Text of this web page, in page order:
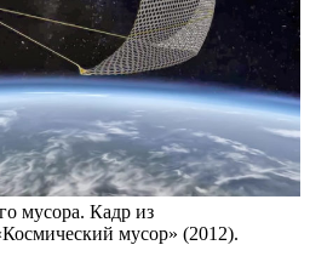
мусора. Кадр из
мусор» (2012).